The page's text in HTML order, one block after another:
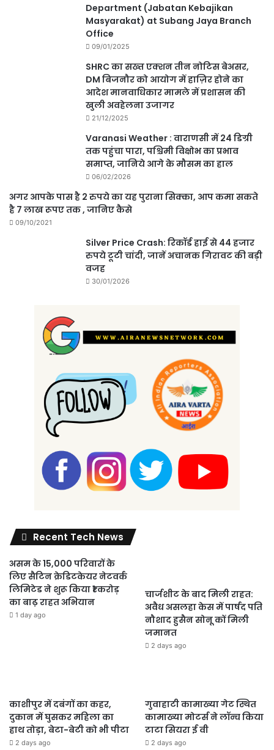
Department (Jabatan Kebajikan
Masyarakat) at Subang Jaya Branch
Office
09/01/2025
SHRC का सख्त एक्शन तीन नोटिस बेअसर,
DM बिजनौर को आयोग में हाज़िर होने का
आदेश मानवाधिकार मामले में प्रशासन की
खुली अवहेलना उजागर
21/12/2025
Varanasi Weather : वाराणसी में 24 डिग्री
तक पहुंचा पारा, पश्चिमी विक्षोभ का प्रभाव
समाप्त, जानिये आगे के मौसम का हाल
06/02/2026
अगर आपके पास है 2 रुपये का यह पुराना सिक्का, आप कमा सकते
है 7 लाख रूपए तक , जानिए कैसे
09/10/2021
Silver Price Crash: रिकॉर्ड हाई से 44 हजार
रुपये टूटी चांदी, जानें अचानक गिरावट की बड़ी
वजह
30/01/2026
Recent Tech News
असम के 15,000 परिवारों के
लिए सैटिन क्रेडिटकेयर नेटवर्क
लिमिटेड ने शुरू किया ₹1 करोड़
का बाढ़ राहत अभियान
1 day ago
चार्जशीट के बाद मिली राहत:
अवैध असलहा केस में पार्षद पति
नौशाद हुसैन सोनू कों मिली
जमानत
2 days ago
काशीपुर में दबंगों का कहर,
दुकान में घुसकर महिला का
हाथ तोड़ा, बेटा-बेटी को भी पीटा
2 days ago
गुवाहाटी कामाख्या गेट स्थित
कामाख्या मोटर्स ने लॉन्च किया
टाटा सियरा ई वी
2 days ago